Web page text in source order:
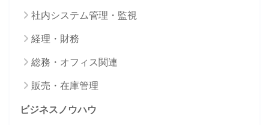
社内システム管理・監視
経理・財務
総務・オフィス関連
販売・在庫管理
ビジネスノウハウ